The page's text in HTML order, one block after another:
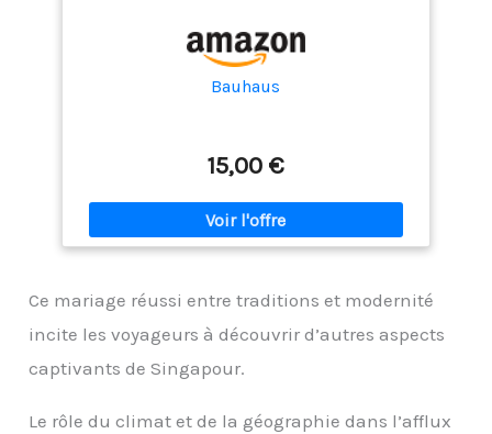
Bauhaus
15,00 €
Ce mariage réussi entre traditions et modernité
incite les voyageurs à découvrir d’autres aspects
captivants de Singapour.
Le rôle du climat et de la géographie dans l’afflux